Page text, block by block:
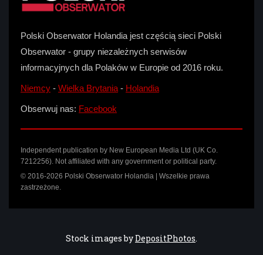
Polski Obserwator Holandia jest częścią sieci Polski
Obserwator - grupy niezależnych serwisów
informacyjnych dla Polaków w Europie od 2016 roku.
Niemcy - Wielka Brytania- Holandia
Obserwuj nas: Facebook
Independent publication by New European Media Ltd (UK Co.
7212256). Not affiliated with any government or political party.
© 2016-2026 Polski Obserwator Holandia | Wszelkie prawa
zastrzeżone.
Stock images byDepositPhotos.